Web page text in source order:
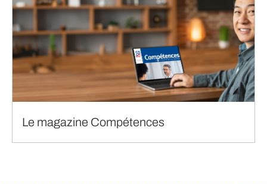
Le magazine Compétences